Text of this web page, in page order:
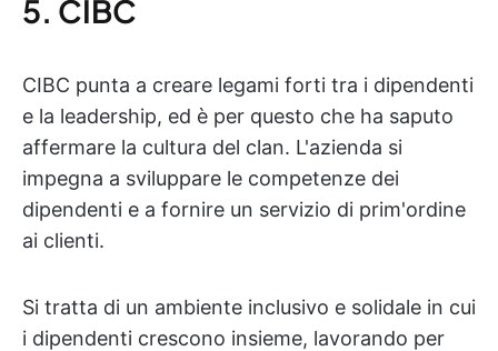
5. CIBC
CIBC punta a creare legami forti tra i dipendenti
e la leadership, ed è per questo che ha saputo
affermare la cultura del clan. L'azienda si
impegna a sviluppare le competenze dei
dipendenti e a fornire un servizio di prim'ordine
ai clienti.
Si tratta di un ambiente inclusivo e solidale in cui
i dipendenti crescono insieme, lavorando per